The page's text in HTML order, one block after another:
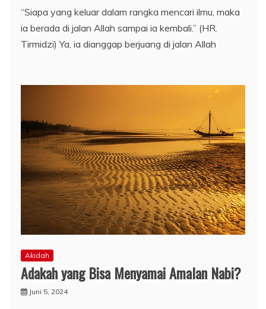
“Siapa yang keluar dalam rangka mencari ilmu, maka
ia berada di jalan Allah sampai ia kembali.” (HR.
Tirmidzi) Ya, ia dianggap berjuang di jalan Allah
Akidah
Adakah yang Bisa Menyamai Amalan Nabi?
Juni 5, 2024